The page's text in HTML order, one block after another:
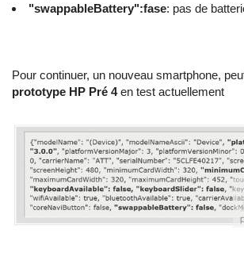
"swappableBattery":fase: pas de
Pour continuer, un nouveau smartphone,
prototype HP Pré 4en test actuellement